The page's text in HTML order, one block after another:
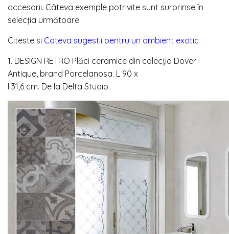
accesorii. Câteva exemple potrivite sunt surprinse în
selecția următoare.
Citeste si Cateva sugestii pentru un ambient exotic
1. DESIGN RETRO Plăci ceramice din colecția Dover
Antique, brand Porcelanosa. L 90 x
l 31,6 cm. De la Delta Studio